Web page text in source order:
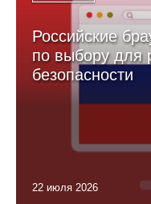
Российские
по выбору для
безопасности
22 июля 2026